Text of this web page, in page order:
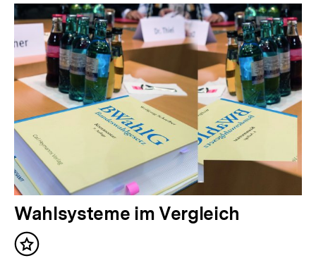
Wahlsysteme im Vergleich
Inhalt